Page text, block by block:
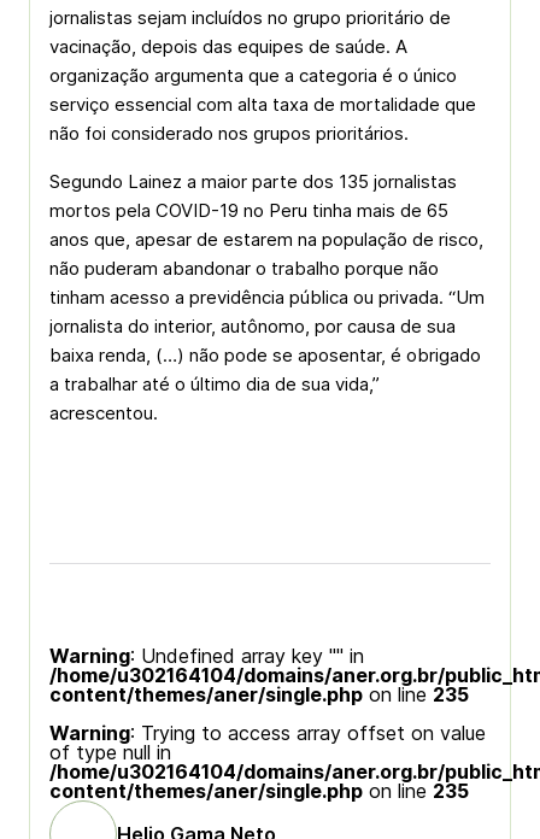
jornalistas sejam incluídos no grupo prioritário de
vacinação, depois das equipes de saúde. A
organização argumenta que a categoria é o único
serviço essencial com alta taxa de mortalidade que
não foi considerado nos grupos prioritários.
Segundo Lainez a maior parte dos 135 jornalistas
mortos pela COVID-19 no Peru tinha mais de 65
anos que, apesar de estarem na população de risco,
não puderam abandonar o trabalho porque não
tinham acesso a previdência pública ou privada. “Um
jornalista do interior, autônomo, por causa de sua
baixa renda, (…) não pode se aposentar, é obrigado
a trabalhar até o último dia de sua vida,”
acrescentou.
Warning: Undefined array key "" in
/home/u302164104/domains/aner.org.br/
content/themes/aner/single.php on line 235
Warning: Trying to access array offset on value
of type null in
/home/u302164104/domains/aner.org.br/
content/themes/aner/single.php on line 235
Helio Gama Neto